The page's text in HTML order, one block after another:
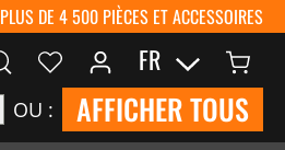
PLUS DE 4 500 PIÈCES ET ACCESSOIRES
OU : AFFICHER TOUS
FR